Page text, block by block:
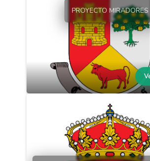
PROYECTO MIRADORES